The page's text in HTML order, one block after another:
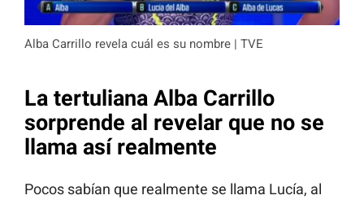
Alba Carrillo revela cuál es su nombre | TVE
La tertuliana Alba Carrillo
sorprende al revelar que no se
llama así realmente
Pocos sabían que realmente se llama Lucía, al